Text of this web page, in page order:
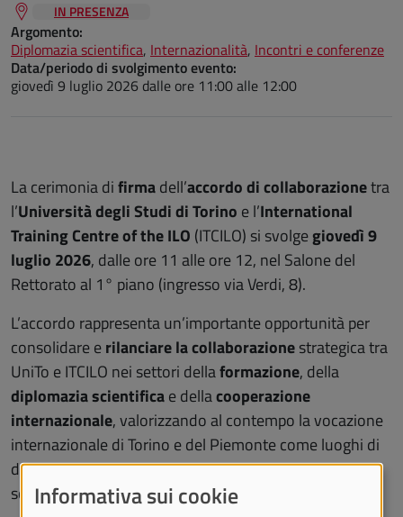
IN PRESENZA
Argomento:
Diplomazia scientifica, Internazionalità, Incontri e conferenze
Data/periodo di svolgimento evento:
giovedì 9 luglio 2026 dalle ore 11:00 alle 12:00
La cerimonia difirmadell’accordo di collaborazionetra
l’Università degli Studi di Torino e l’International
Training Centre of the ILO (ITCILO) si svolgegiovedì 9
luglio 2026, dalle ore 11 alle ore 12, nel Salone del
Rettorato al 1° piano (ingresso via Verdi, 8).
L’accordo rappresenta un’importante opportunità per
consolidare erilanciare la collaborazionestrategica tra
UniTo e ITCILO nei settori dellaformazione, della
diplomazia scientificae dellacooperazione
internazionale, valorizzando al contempo la vocazione
internazionale di Torino e del Piemonte come luoghi di
dialogo, innovazione e promozione della giustizia
sociale.Informativa sui cookie